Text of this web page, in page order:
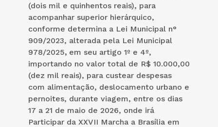
(dois mil e quinhentos reais), para
acompanhar superior hierárquico,
conforme determina a Lei Municipal n°
909/2023, alterada pela Lei Municipal
978/2025, em seu artigo 1º e 4º,
importando no valor total de R$ 10.000,00
(dez mil reais), para custear despesas
com alimentação, deslocamento urbano e
pernoites, durante viagem, entre os dias
17 a 21 de maio de 2026, onde irá
Participar da XXVII Marcha a Brasília em